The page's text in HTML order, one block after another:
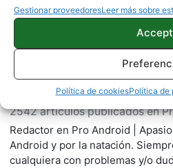
Gestionar proveedoresLeer más sobre
Accept
Política de cookiesPolítica de
Juanjo Segura
2542 artículos publicados en
Redactor en Pro Android |
Android y por la natación.
cualquiera con problemas y/o